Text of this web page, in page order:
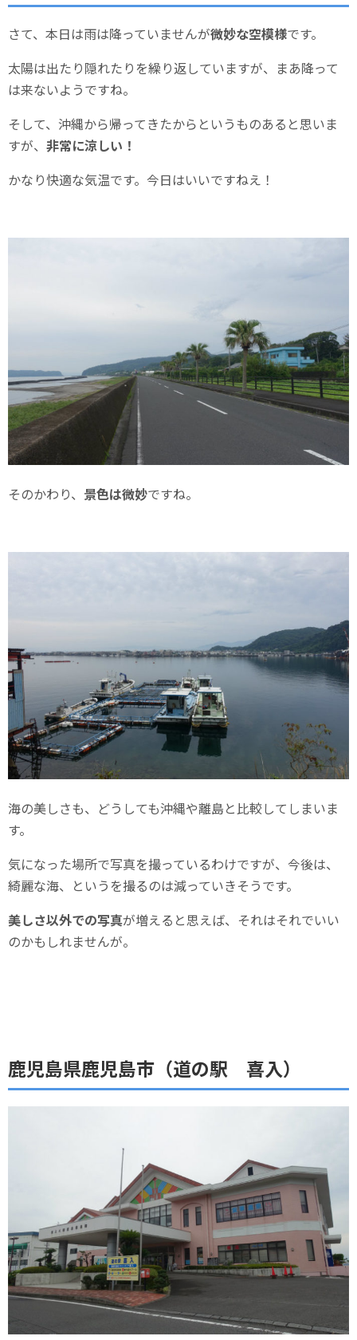
さて、本日は雨は降っていませんが微妙な空模様です。
太陽は出たり隠れたりを繰り返していますが、まあ降って
は来ないようですね。
そして、沖縄から帰ってきたからというものあると思いま
すが、 非常に涼しい！
かなり快適な気温です。今日はいいですねえ！
そのかわり、 景色は微妙ですね。
海の美しさも、どうしても沖縄や離島と比較してしまいま
す。
気になった場所で写真を撮っているわけですが、今後は、
綺麗な海、というを撮るのは減っていきそうです。
美しさ以外での写真が増えると思えば、それはそれでいい
のかもしれませんが。
鹿児島県鹿児島市（道の駅 喜入）